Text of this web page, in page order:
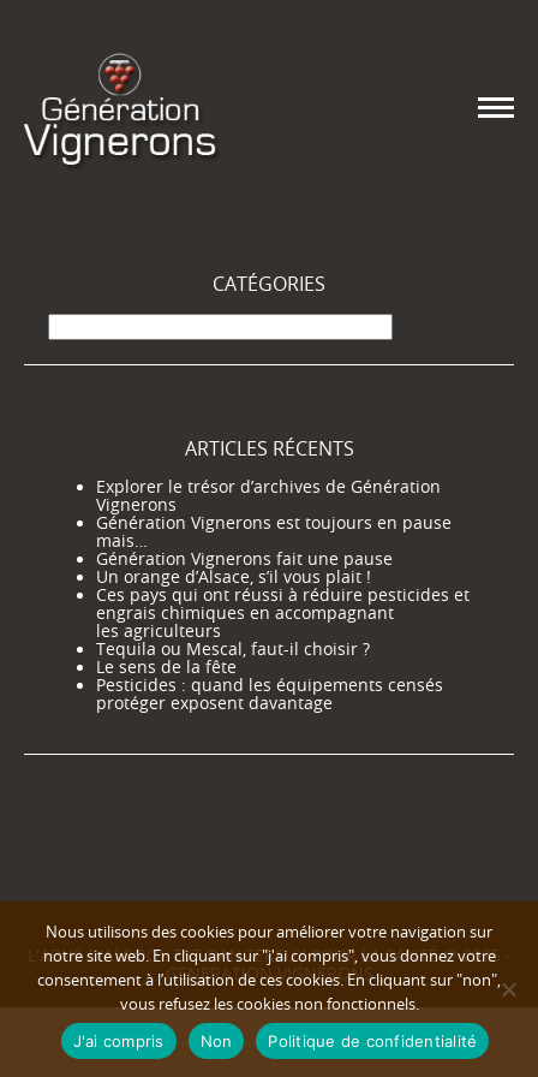
CATÉGORIES
Catégories
ARTICLES RÉCENTS
Explorer le trésor d’archives de Génération
Vignerons
Génération Vignerons est toujours en pause
mais…
Génération Vignerons fait une pause
Un orange d’Alsace, s’il vous plait !
Ces pays qui ont réussi à réduire pesticides et
engrais chimiques en accompagnant
les agriculteurs
Tequila ou Mescal, faut-il choisir ?
Le sens de la fête
Pesticides : quand les équipements censés
protéger exposent davantage
L'ABUS D'ALCOOL EST DANGEREUX POUR LA SANTÉ © 2025 -
GENERATION VIGNERONS
Nous utilisons des cookies pour améliorer votre navigation sur
notre site web. En cliquant sur "j'ai compris", vous donnez votre
consentement à l’utilisation de ces cookies. En cliquant sur "non",
vous refusez les cookies non fonctionnels.
J'ai compris Non Politique de confidentialité